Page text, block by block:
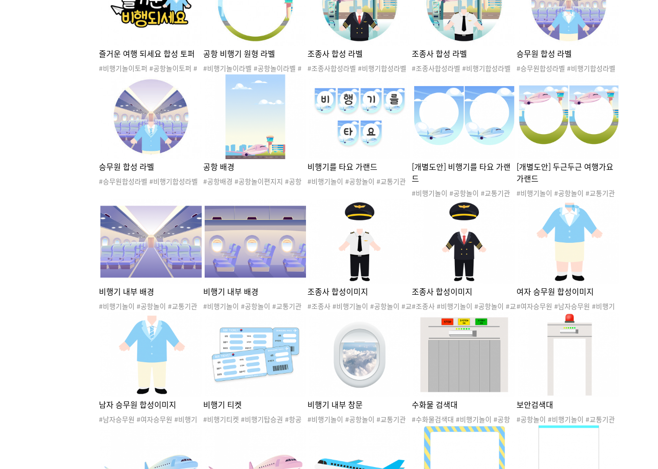
즐거운 여행 되세요 합성 토퍼
#비행기놀이토퍼 #공항놀이토퍼 #
여행놀이토퍼 #교통기관놀이 #승무
원합성이미지 #승무원토퍼 #스튜어
디스토퍼 #조종사토퍼 #파일럿토퍼
#여행토퍼 #비행기토퍼 #공항토퍼 #
즐거운여행되세요 #직업
공항 비행기 원형 라벨
#비행기놀이라벨 #공항놀이라벨 #
비행기라벨 #공항라벨 #교통기관놀
이 #여행놀이라벨 #여행라벨 #스튜
어디스 #승무원 #조종사 #파일럿 #
비행기라벨 #직업 #프레임
조종사 합성 라벨
#조종사합성라벨 #비행기합성라벨
놀이 #공항놀이 #교통기관놀이 #여
행놀이 #스튜어디스 #승무원 #조종
사 #조종사합성이미지 #파일럿 #공
조종사 합성 라벨
#조종사합성라벨 #비행기합성라벨
놀이 #공항놀이 #교통기관놀이 #여
행놀이 #스튜어디스 #승무원 #조종
사 #조종사합성이미지 #파일럿 #공
항라벨 #공항놀이라벨 #직업
승무원 합성 라벨
#승무원합성라벨 #비행기합성라벨
놀이 #공항놀이 #교통기관놀이 #여
행놀이 #스튜어디스 #승무원 #조종
사 #승무원합성이미지 #파일럿 #공
항라벨 #공항놀이라벨 #직업
승무원 합성 라벨
#승무원합성라벨 #비행기합성라벨
행놀이 #스튜어디스 #승무원 #조종
사 #승무원합성이미지 #파일럿 #공
항라벨 #공항놀이라벨 #직업
공항 배경
#공항배경 #공항놀이편지지 #공항
여행놀이탬플릿 #교통기관놀이 #스
튜어디스 #승무원 #조종사 #비행기
배경 #파일럿 #직업
비행기를 타요 가랜드
#비행기놀이 #공항놀이 #교통기관
원 #조종사 #비행기가랜드 #비행기
놀이가랜드 #공항가랜드 #공항놀이
가랜드 #여행가랜드 #여행놀이가랜
드 #비행기를타요 #파일럿 #직업
[개별도안] 비행기를 타요 가랜
드
#비행기놀이 #공항놀이 #교통기관
놀이 #여행놀이 #스튜어디스 #승무
원 #조종사 #비행기가랜드 #비행기
놀이가랜드 #공항가랜드 #공항놀이
가랜드 #여행가랜드 #여행놀이가랜
드 #비행기를타요 #파일럿 #직업
[개별도안] 두근두근 여행가요
가랜드
#비행기놀이 #공항놀이 #교통기관
놀이 #여행놀이 #스튜어디스 #승무
원 #조종사 #비행기가랜드 #비행기
놀이가랜드 #공항가랜드 #공항놀이
가랜드 #여행가랜드 #여행놀이가랜
드 #두근두근여행가요 #파일럿 #직
비행기 내부 배경
#비행기놀이 #공항놀이 #교통기관
놀이 #여행놀이 #스튜어디스 #승무
원 #조종사 #비행기배경 #공항배경
#비행기놀이배경 #공항놀이배경 #
파일럿 #직업
비행기 내부 배경
#비행기놀이 #공항놀이 #교통기관
원 #조종사 #비행기배경 #공항배경
#비행기놀이배경 #공항놀이배경 #
파일럿 #직업
조종사 합성이미지
#조종사 #비행기놀이 #공항놀이 #교
럿 #직업합성이미지
조종사 합성이미지
#조종사 #비행기놀이 #공항놀이 #교
통기관놀이 #여행놀이 #스튜어디스
#승무원 #조종사합성이미지 #파일
럿 #직업합성이미지
여자 승무원 합성이미지
#여자승무원 #남자승무원 #비행기
놀이 #공항놀이 #교통기관놀이 #여
행놀이 #스튜어디스 #승무원 #조종
사 #승무원합성이미지 #스튜어디스
남자 승무원 합성이미지
#남자승무원 #여자승무원 #비행기
합성이미지 #파일럿 #직업합성이미
비행기 티켓
#비행기티켓 #비행기탑승권 #항공
비행기 내부 창문
#비행기놀이 #공항놀이 #교통기관
수화물 검색대
#수화물검색대 #비행기놀이 #공항
놀이 #교통기관놀이 #여행놀이 #스
튜어디스 #승무원 #조종사 #공항보
안검색대 #파일럿 #직업
보안검색대
#공항놀이 #비행기놀이 #교통기관
놀이 #여행놀이 #스튜어디스 #승무